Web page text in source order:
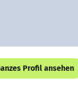
Profil ansehen